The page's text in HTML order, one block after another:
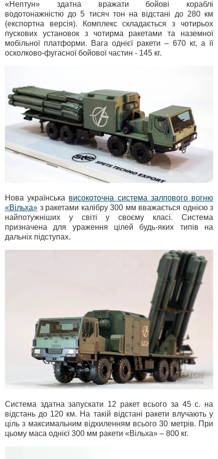
«Нептун» здатна вражати бойові кораблі
водотонажністю до 5 тисяч тон на відстані до 280 км
(експортна версія). Комплекс складається з чотирьох
пускових установок з чотирма ракетами та наземної
мобільної платформи. Вага однієї ракети – 670 кг, а її
осколково-фугасної бойової частин - 145 кг.
Нова українська високоточна система залпового вогню
«Вільха» з ракетами калібру 300 мм вважається однією з
найпотужніших у світі у своєму класі. Система
призначена для ураження цілей будь-яких типів на
дальніх підступах.
Система здатна запускати 12 ракет всього за 45 с. на
відстань до 120 км. На такій відстані ракети влучають у
ціль з максимальним відхиленням всього 30 метрів. При
цьому маса однієї 300 мм ракети «Вільха» – 800 кг.